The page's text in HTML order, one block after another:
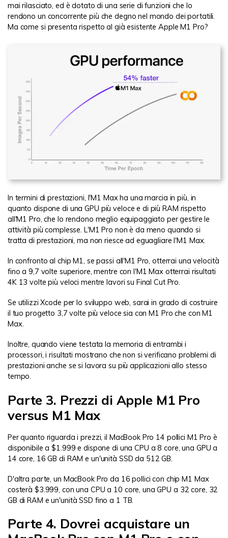
mai rilasciato, ed è dotato di una serie di funzioni che lo
rendono un concorrente più che degno nel mondo dei portatili.
Ma come si presenta rispetto al già esistente Apple M1 Pro?
In termini di prestazioni, l'M1 Max ha una marcia in più, in
quanto dispone di una GPU più veloce e di più RAM rispetto
all'M1 Pro, che lo rendono meglio equipaggiato per gestire le
attività più complesse. L'M1 Pro non è da meno quando si
tratta di prestazioni, ma non riesce ad eguagliare l'M1 Max.
In confronto al chip M1, se passi all'M1 Pro, otterrai una velocità
fino a 9,7 volte superiore, mentre con l'M1 Max otterrai risultati
4K 13 volte più veloci mentre lavori su Final Cut Pro.
Se utilizzi Xcode per lo sviluppo web, sarai in grado di costruire
il tuo progetto 3,7 volte più veloce sia con M1 Pro che con M1
Max.
Inoltre, quando viene testata la memoria di entrambi i
processori, i risultati mostrano che non si verificano problemi di
prestazioni anche se si lavora su più applicazioni allo stesso
tempo.
Parte 3. Prezzi di Apple M1 Pro
versus M1 Max
Per quanto riguarda i prezzi, il MacBook Pro 14 pollici M1 Pro è
disponibile a $1.999 e dispone di una CPU a 8 core, una GPU a
14 core, 16 GB di RAM e un'unità SSD da 512 GB.
D'altra parte, un MacBook Pro da 16 pollici con chip M1 Max
costerà $3.999, con una CPU a 10 core, una GPU a 32 core, 32
GB di RAM e un'unità SSD fino a 1 TB.
Parte 4. Dovrei acquistare un